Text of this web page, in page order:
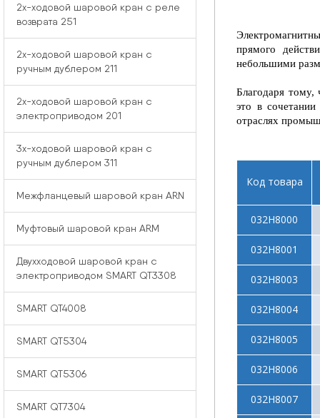
прямого
небольшими
Благодаря
это в
отраслях
Код товара
032Н8000
032Н8001
032Н8003
032Н8004
032Н8005
032Н8006
032Н8007
2x-ходовой шаровой кран с реле
возврата 251
2x-ходовой шаровой кран с
ручным дублером 211
2x-ходовой шаровой кран с
электроприводом 201
3x-ходовой шаровой кран с
ручным дублером 311
Межфланцевый шаровой кран ARN
Муфтовый шаровой кран ARM
Двухходовой шаровой кран с
электроприводом SMART QT3308
SMART QT4008
SMART QT5304
SMART QT5306
SMART QT7304